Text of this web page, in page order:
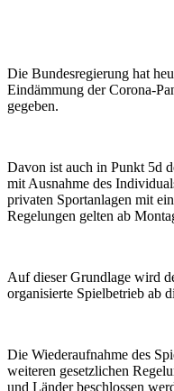
Die Bundesregierung hat
Eindämmung der Corona-
gegeben.
Davon ist auch in Punkt 5d
mit Ausnahme des
privaten Sportanlagen mit
Regelungen gelten ab
Auf dieser Grundlage wird
organisierte Spielbetrieb ab
Die Wiederaufnahme des
weiteren gesetzlichen
und Länder beschlossen